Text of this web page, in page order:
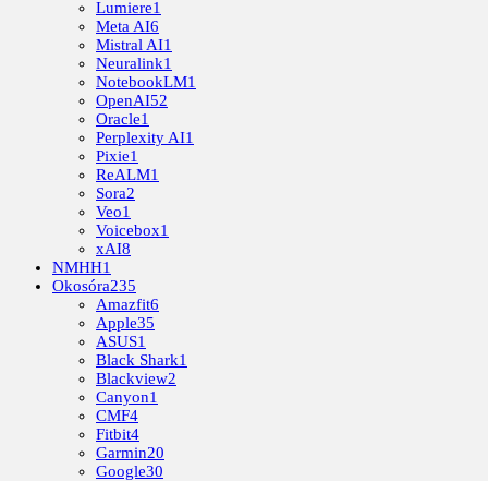
Lumiere1
Meta AI6
Mistral AI1
Neuralink1
NotebookLM1
OpenAI52
Oracle1
Perplexity AI1
Pixie1
ReALM1
Sora2
Veo1
Voicebox1
xAI8
NMHH1
Okosóra235
Amazfit6
Apple35
ASUS1
Black Shark1
Blackview2
Canyon1
CMF4
Fitbit4
Garmin20
Google30